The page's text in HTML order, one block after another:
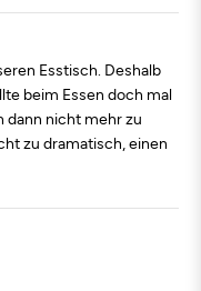
Esstisch. Deshalb
beim Essen doch mal
dann nicht mehr zu
zu dramatisch, einen